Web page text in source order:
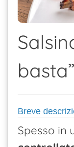
basta”
Breve
Spesso in